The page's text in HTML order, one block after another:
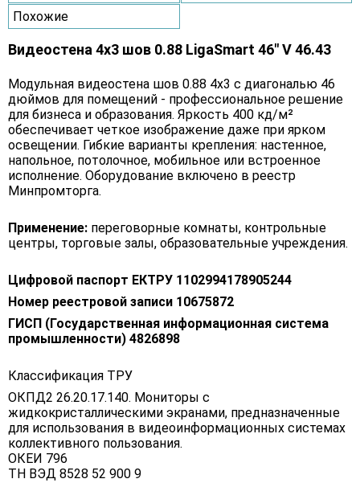
Похожие
Видеостена 4x3 шов 0.88 LigaSmart 46" V 46.43
Модульная видеостена шов 0.88 4x3 с диагональю 46
дюймов для помещений - профессиональное решение
для бизнеса и образования. Яркость 400 кд/м²
обеспечивает четкое изображение даже при ярком
освещении. Гибкие варианты крепления: настенное,
напольное, потолочное, мобильное или встроенное
исполнение. Оборудование включено в реестр
Минпромторга.
Применение: переговорные комнаты, контрольные
центры, торговые залы, образовательные учреждения.
Цифровой паспорт ЕКТРУ 1102994178905244
Номер реестровой записи 10675872
ГИСП (Государственная информационная система
промышленности) 4826898
Классификация ТРУ
ОКПД2 26.20.17.140. Мониторы с
жидкокристаллическими экранами, предназначенные
для использования в видеоинформационных системах
коллективного пользования.
ОКЕИ 796
ТН ВЭД 8528 52 900 9